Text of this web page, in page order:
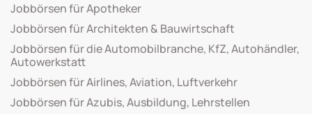
Jobbörsen für Apotheker
Jobbörsen für Architekten & Bauwirtschaft
Jobbörsen für die Automobilbranche, KfZ, Autohändler,
Autowerkstatt
Jobbörsen für Airlines, Aviation, Luftverkehr
Jobbörsen für Azubis, Ausbildung, Lehrstellen